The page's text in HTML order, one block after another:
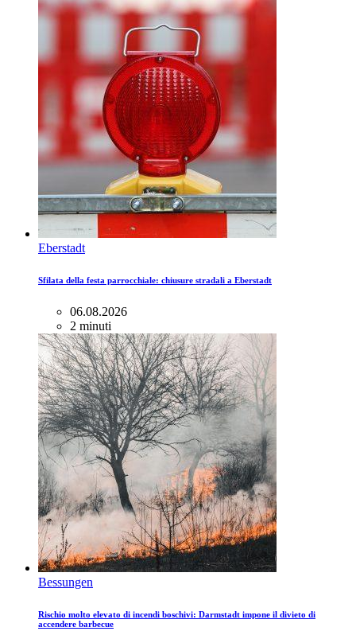
Eberstadt
Sfilata della festa parrocchiale: chiusure stradali a Eberstadt
06.08.2026
2 minuti
Bessungen
Rischio molto elevato di incendi boschivi: Darmstadt impone il divieto di
accendere barbecue